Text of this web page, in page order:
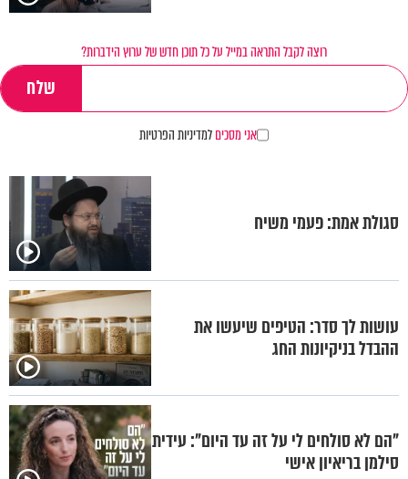
רוצה לקבל התראה במייל על כל תוכן חדש של ערוץ הידברות?
אני מסכיםלמדיניות הפרטיות
סגולת אמת: פעמי משיח
עושות לך סדר: הטיפים שיעשו את
ההבדל בניקיונות החג
"הם לא סולחים לי על זה עד היום": עידית
סילמן בריאיון אישי